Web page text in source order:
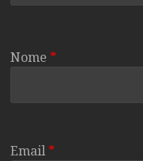
Nome *
Email *